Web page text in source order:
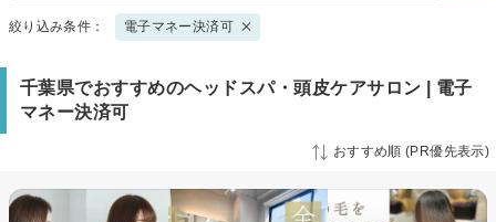
絞り込み条件： 電子マネー決済可
千葉県でおすすめのヘッドスパ・頭皮ケアサロン | 電子
マネー決済可
おすすめ順 (PR優先表示)